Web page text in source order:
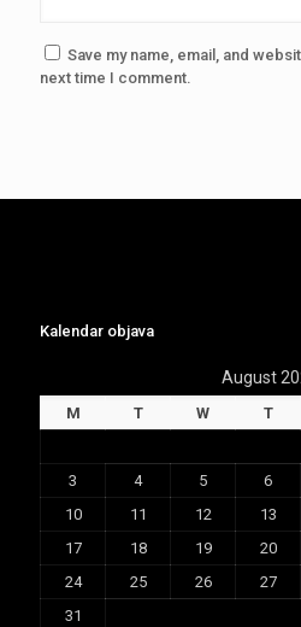
Save my name, email, and
next time I comment.
Kalendar objava
August
M T W T
3
4 5 6
10
11 12 13
17
18 19 20
24
25 26 27
31